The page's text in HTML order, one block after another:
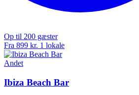
Op til 200 gæster
Fra 899 kr. 1 lokale
Andet
Ibiza Beach Bar